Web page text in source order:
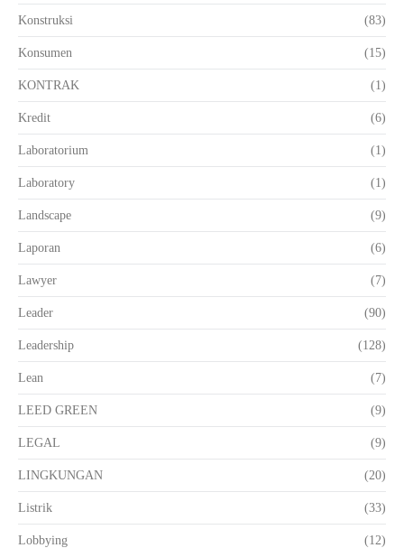
Konstruksi (83)
Konsumen (15)
KONTRAK (1)
Kredit (6)
Laboratorium (1)
Laboratory (1)
Landscape (9)
Laporan (6)
Lawyer (7)
Leader (90)
Leadership (128)
Lean (7)
LEED GREEN (9)
LEGAL (9)
LINGKUNGAN (20)
Listrik (33)
Lobbying (12)